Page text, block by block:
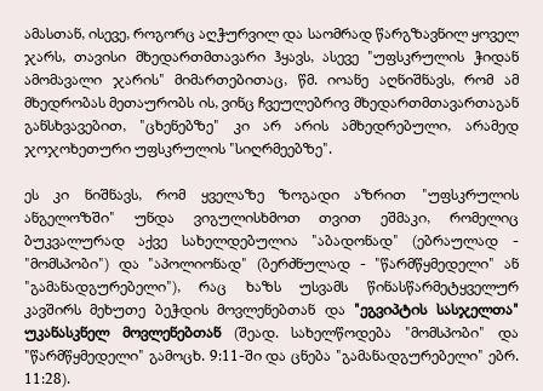
ამასთან, ისევე, როგორც აღჭურვილ და საომრად წარგზავნილ ყოველ
ჯარს, თავისი მხედართმთავარი ჰყავს, ასევე "უფსკრულის ჭიდან
ამომავალი ჯარის" მიმართებითაც, წმ. იოანე აღნიშნავს, რომ ამ
მხედრობას მეთაურობს ის, ვინც ჩვეულებრივ მხედართმთავართაგან
განსხვავებით, "ცხენებზე" კი არ არის ამხედრებული, არამედ
ჯოჯოხეთური უფსკრულის "სიღრმეებზე".
ეს კი ნიშნავს, რომ ყველაზე ზოგადი აზრით "უფსკრულის
ანგელოზში" უნდა ვიგულისხმოთ თვით ეშმაკი, რომელიც
ბუკვალურად აქვე სახელდებულია "აბადონად" (ებრაულად -
"მომსპობი") და "აპოლიონად" (ბერძნულად - "წარმწყმედელი" ან
"გამანადგურებელი"), რაც ხაზს უსვამს წინასწარმეტყველურ
კავშირს მეხუთე ბეჭდის მოვლენებთან და "ეგვიპტის სასჯელთა"
უკანასკნელ მოვლენებთან(შეად. სახელწოდება "მომსპობი" და
"წარმწყმედელი" გამოცხ. 9:11-ში და ცნება "გამანადგურებელი" ებრ.
11:28).